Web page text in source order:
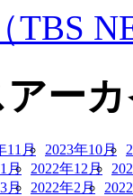
TBS
ー
11月 2023年10月
月 2022年12月
月 2022年2月